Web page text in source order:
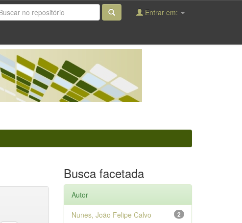
Entrar em:
Busca facetada
Autor
2
Nunes, João Felipe Calvo